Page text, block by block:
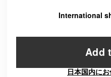
International
Add
日本国内に